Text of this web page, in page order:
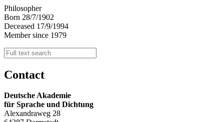
Philosopher
Born 28/7/1902
Deceased 17/9/1994
Member since 1979
Contact
Deutsche Akademie
für Sprache und Dichtung
Alexandraweg 28